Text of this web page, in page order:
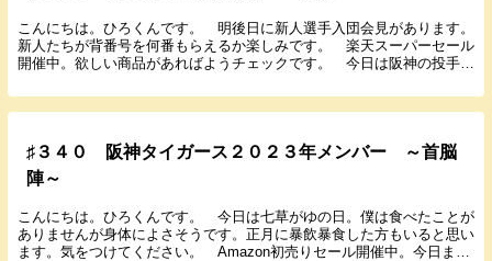
こんにちは。ひろくんです。 明後日に新人選手入団会見があります。
新人たちが背番号を何番もらえるか楽しみです。 楽天スーパーセール
開催中。欲しい商品があればようチェックです。 今日は阪神の投手成
♯３４０ 阪神タイガース２０２３年メンバー ～首脳
陣～
こんにちは。ひろくんです。 今日は七草がゆの日。僕は食べたことが
ありませんが身体によさそうです。正月に暴飲暴食した方もいると思い
ます。気をつけてください。 Amazon初売りセール開催中。今日まで